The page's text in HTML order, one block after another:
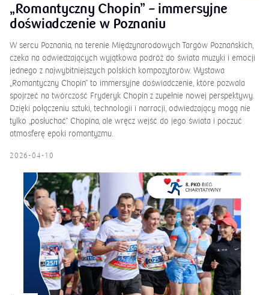
„Romantyczny Chopin” – immersyjne
doświadczenie w Poznaniu
W sercu Poznania, na terenie Międzynarodowych Targów Poznańskich,
czeka na odwiedzających wyjątkowa podróż do świata muzyki i emocji
jednego z najwybitniejszych polskich kompozytorów. Wystawa
„Romantyczny Chopin” to immersyjne doświadczenie, które pozwala
spojrzeć na twórczość Fryderyk Chopin z zupełnie nowej perspektywy.
Dzięki połączeniu sztuki, technologii i narracji, odwiedzający mogą nie
tylko „posłuchać” Chopina, ale wręcz wejść do jego świata i poczuć
atmosferę epoki romantyzmu.
2026-04-10